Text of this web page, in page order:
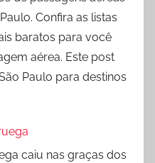
Confira as listas
baratos para você
aérea. Este post
Paulo para destinos
caiu nas graças dos